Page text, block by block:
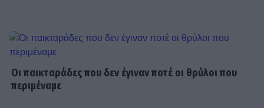
SHOWBIZ
Μάντυ Λάμπου: Πώς είναι και πού
παρουσιάστρια του «Ok» στο MAD
Οι παικταράδες που δεν έγιναν ποτέ οι θρύλοι που
περιμέναμε